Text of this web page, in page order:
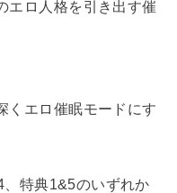
エロ人格を引き出す催
くエロ催眠モードにす
特典1&5のいずれか